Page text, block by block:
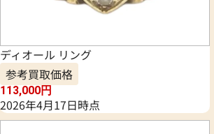
ディオール リング
参考買取価格
113,000円
2026年4月17日時点